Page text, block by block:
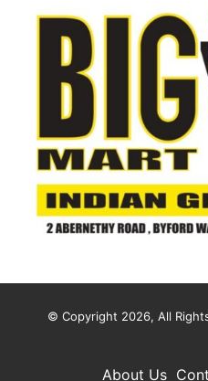
© Copyright 2026, All
About Us